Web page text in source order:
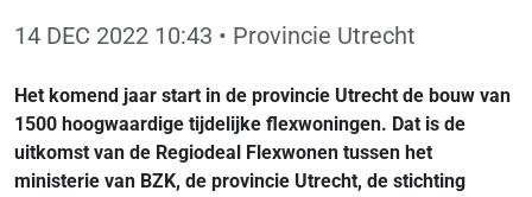
14 DEC 2022 10:43 • Provincie Utrecht
Het komend jaar start in de provincie Utrecht de bouw van
1500 hoogwaardige tijdelijke flexwoningen. Dat is de
uitkomst van de Regiodeal Flexwonen tussen het
ministerie van BZK, de provincie Utrecht, de stichting